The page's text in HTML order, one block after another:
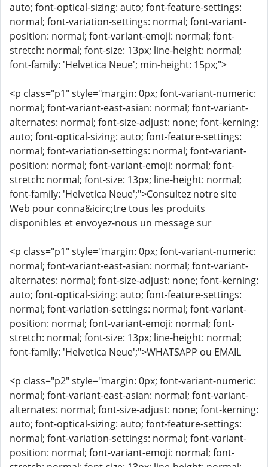
auto; font-optical-sizing: auto; font-feature-settings:
normal; font-variation-settings: normal; font-variant-
position: normal; font-variant-emoji: normal; font-
stretch: normal; font-size: 13px; line-height: normal;
font-family: 'Helvetica Neue'; min-height: 15px;">
<p class="p1" style="margin: 0px; font-variant-numeric:
normal; font-variant-east-asian: normal; font-variant-
alternates: normal; font-size-adjust: none; font-kerning:
auto; font-optical-sizing: auto; font-feature-settings:
normal; font-variation-settings: normal; font-variant-
position: normal; font-variant-emoji: normal; font-
stretch: normal; font-size: 13px; line-height: normal;
font-family: 'Helvetica Neue';">Consultez notre site
Web pour conna&icirc;tre tous les produits
disponibles et envoyez-nous un message sur
<p class="p1" style="margin: 0px; font-variant-numeric:
normal; font-variant-east-asian: normal; font-variant-
alternates: normal; font-size-adjust: none; font-kerning:
auto; font-optical-sizing: auto; font-feature-settings:
normal; font-variation-settings: normal; font-variant-
position: normal; font-variant-emoji: normal; font-
stretch: normal; font-size: 13px; line-height: normal;
font-family: 'Helvetica Neue';">WHATSAPP ou EMAIL
<p class="p2" style="margin: 0px; font-variant-numeric:
normal; font-variant-east-asian: normal; font-variant-
alternates: normal; font-size-adjust: none; font-kerning:
auto; font-optical-sizing: auto; font-feature-settings:
normal; font-variation-settings: normal; font-variant-
position: normal; font-variant-emoji: normal; font-